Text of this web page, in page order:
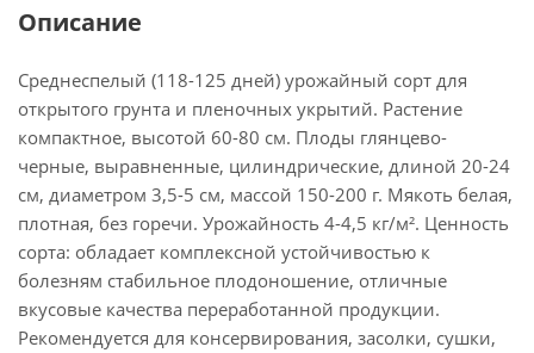
Описание
Среднеспелый (118-125 дней) урожайный сорт для
открытого грунта и пленочных укрытий. Растение
компактное, высотой 60-80 см. Плоды глянцево-
черные, выравненные, цилиндрические, длиной 20-24
см, диаметром 3,5-5 см, массой 150-200 г. Мякоть белая,
плотная, без горечи. Урожайность 4-4,5 кг/м². Ценность
сорта: обладает комплексной устойчивостью к
болезням стабильное плодоношение, отличные
вкусовые качества переработанной продукции.
Рекомендуется для консервирования, засолки, сушки,